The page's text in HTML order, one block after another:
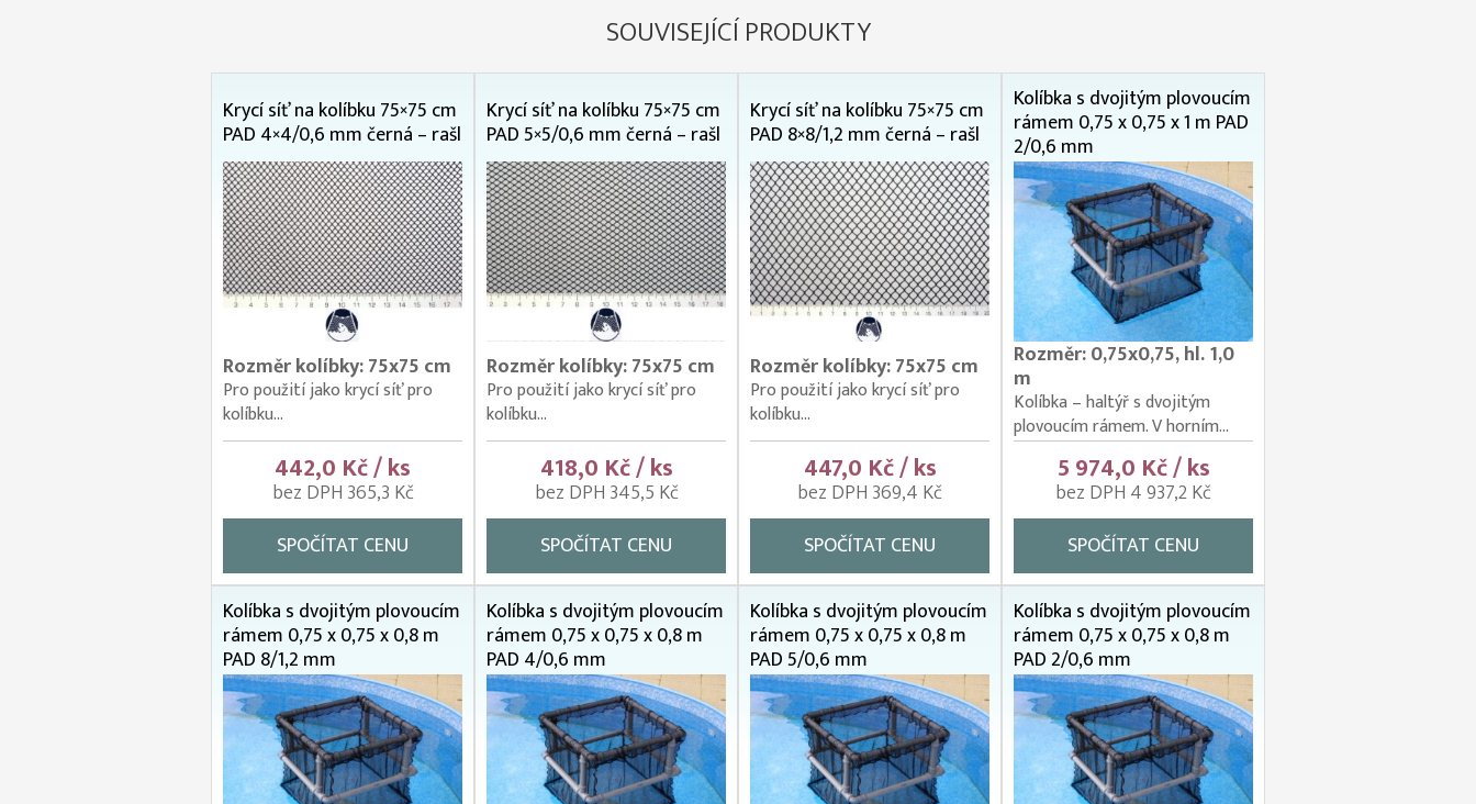
SOUVISEJÍCÍ PRODUKTY
Krycí síť na kolíbku 75×75 cm
PAD 4×4/0,6 mm černá – rašl
Rozměr kolíbky: 75x75 cm
Pro použití jako krycí síť pro
kolíbku...
442,0 Kč / ks
bez DPH 365,3 Kč
SPOČÍTAT CENU
Krycí síť na kolíbku 75×75 cm
PAD 5×5/0,6 mm černá – rašl
Rozměr kolíbky: 75x75 cm
Pro použití jako krycí síť pro
kolíbku...
418,0 Kč / ks
bez DPH 345,5 Kč
SPOČÍTAT CENU
Krycí síť na kolíbku 75×75 cm
PAD 8×8/1,2 mm černá – rašl
Rozměr kolíbky: 75x75 cm
Pro použití jako krycí síť pro
kolíbku...
447,0 Kč / ks
bez DPH 369,4 Kč
SPOČÍTAT CENU
Kolíbka s dvojitým plovoucím
rámem 0,75 x 0,75 x 1 m PAD
2/0,6 mm
Rozměr: 0,75x0,75, hl. 1,0
m
Kolíbka – haltýř s dvojitým
plovoucím rámem. V horním...
5 974,0 Kč / ks
bez DPH 4 937,2 Kč
SPOČÍTAT CENU
Kolíbka s dvojitým plovoucím
rámem 0,75 x 0,75 x 0,8 m
PAD 8/1,2 mm
Kolíbka s dvojitým plovoucím
rámem 0,75 x 0,75 x 0,8 m
PAD 4/0,6 mm
Kolíbka s dvojitým plovoucím
rámem 0,75 x 0,75 x 0,8 m
PAD 5/0,6 mm
Kolíbka s dvojitým plovoucím
rámem 0,75 x 0,75 x 0,8 m
PAD 2/0,6 mm